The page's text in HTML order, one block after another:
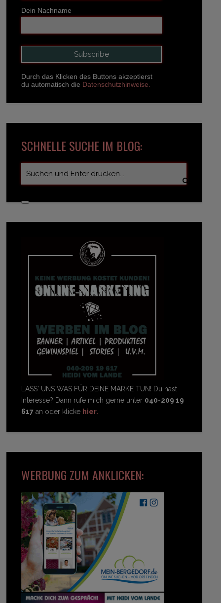
Dein Nachname
Durch das Klicken des Buttons akzeptierst
du automatisch die Datenschutzhinweise.
SCHNELLE SUCHE IM BLOG:
LASS' UNS WAS FÜR DEINE MARKE TUN! Du hast
Interesse? Dann rufe mich gerne unter 040-209 19
617 an oder klicke hier.
WERBUNG ZUM ANKLICKEN: